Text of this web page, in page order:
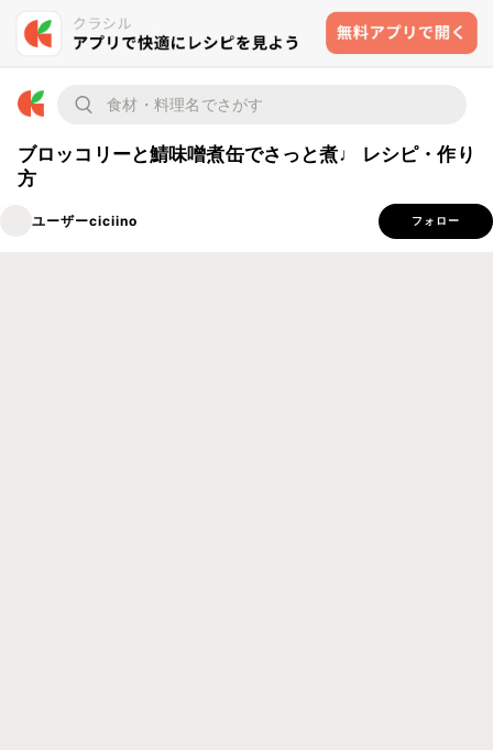
ブロッコリーと鯖味噌煮缶でさっと煮♩ レシピ・作り
方
ユーザーciciino フォロー